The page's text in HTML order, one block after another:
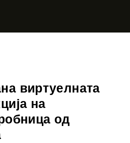
виртуелната
на
од